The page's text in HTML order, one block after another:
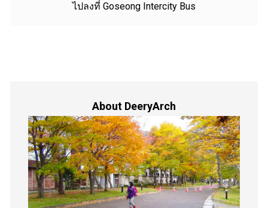
ไปลงที่ Goseong Intercity Bus
About DeeryArch